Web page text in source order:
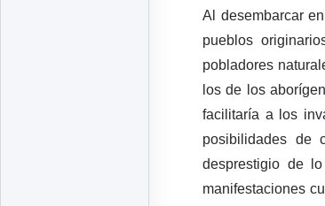
Al desembarcar
pueblos
pobladores
los de los
facilitaría a los
posibilidades de
desprestigio de
manifestaciones